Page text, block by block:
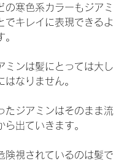
の寒色系カラーもジアミ
でキレイに表現できるよ
ミンは髪にとっては大し
はなりません。
たジアミンはそのまま流
ら出ていきます。
険視されているのは髪で